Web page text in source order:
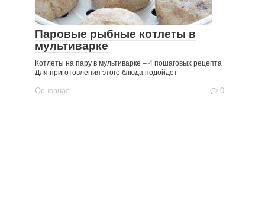
Паровые рыбные котлеты в
мультиварке
Котлеты на пару в мультиварке – 4 пошаговых рецепта
Для приготовления этого блюда подойдет
Основная 0